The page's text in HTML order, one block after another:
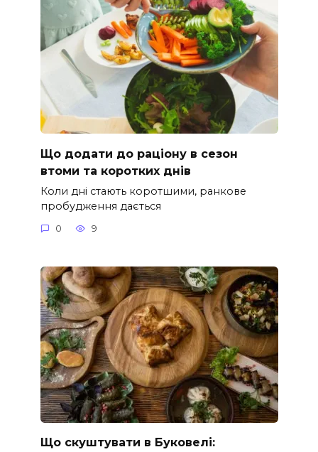
Що додати до раціону в сезон
втоми та коротких днів
Коли дні стають коротшими, ранкове
пробудження дається
0 9
Що скуштувати в Буковелі: